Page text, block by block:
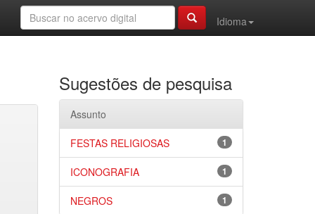
Idioma
Sugestões de pesquisa
Assunto
1
FESTAS RELIGIOSAS
1
ICONOGRAFIA
1
NEGROS